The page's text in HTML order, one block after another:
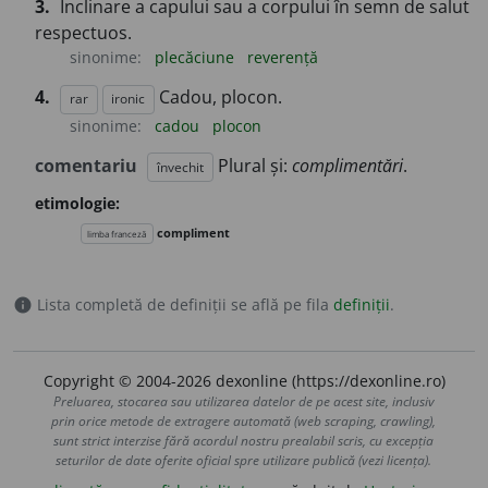
3. Înclinare a capului sau a corpului în semn de salut
respectuos.
sinonime: plecăciune reverență
4. rar ironic Cadou, plocon.
sinonime: cadou plocon
comentariu învechit Plural și: complimentări.
etimologie:
limba franceză compliment
info Lista completă de definiții se află pe fila definiții.
Copyright © 2004-2026 dexonline (https://dexonline.ro)
Preluarea, stocarea sau utilizarea datelor de pe acest site, inclusiv
prin orice metode de extragere automată (web scraping, crawling),
sunt strict interzise fără acordul nostru prealabil scris, cu excepția
seturilor de date oferite oficial spre utilizare publică (vezi licența).